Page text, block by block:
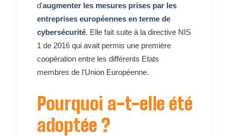
d'augmenter les mesures prises par les
entreprises européennes en terme de
cybersécurité. Elle fait suite à la directive NIS
1 de 2016 qui avait permis une première
coopération entre les différents Etats
membres de l'Union Européenne.
Pourquoi a-t-elle été
adoptée ?